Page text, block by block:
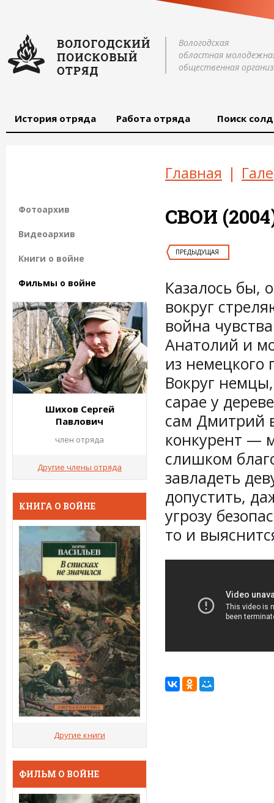
Вологодская
областная
общественная
История отряда Работа отряда Поиск
Главная |
СВОИ
ПРЕДЫДУЩАЯ
Казалось бы,
вокруг
война
Анатолий и
из немецкого
Вокруг
сарае у
сам Дмитрий
конкурент —
слишком
завладеть
допустить,
угрозу
то и
Фотоархив
Видеоархив
Книги о войне
Фильмы о войне
Шихов Сергей
Павлович
член отряда
Другие члены отряда
КНИГА О ВОЙНЕ
Другие книги
ФИЛЬМ О ВОЙНЕ